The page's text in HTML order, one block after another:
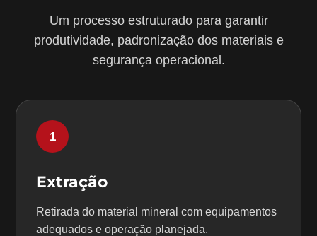
Um processo estruturado para garantir
produtividade, padronização dos materiais e
segurança operacional.
1
Extração
Retirada do material mineral com equipamentos
adequados e operação planejada.